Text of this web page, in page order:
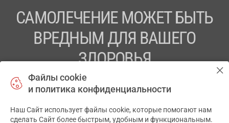
САМОЛЕЧЕНИЕ МОЖЕТ БЫТЬ
ВРЕДНЫМ ДЛЯ ВАШЕГО
ЗДОРОВЬЯ
ПЕРЕД ПРИМЕНЕНИЕМ ПРЕПАРАТА
ПРОКОНСУЛЬТИРУЙТЕСЬ С ВРАЧОМ
ТОВ «АПТЕКА 911.ЮА» Код ЄДРПОУ 43631965.
Файлы cookie
и политика конфиденциальности
Наш Сайт использует файлы cookie, которые помогают нам
сделать Сайт более быстрым, удобным и функциональным.
✕